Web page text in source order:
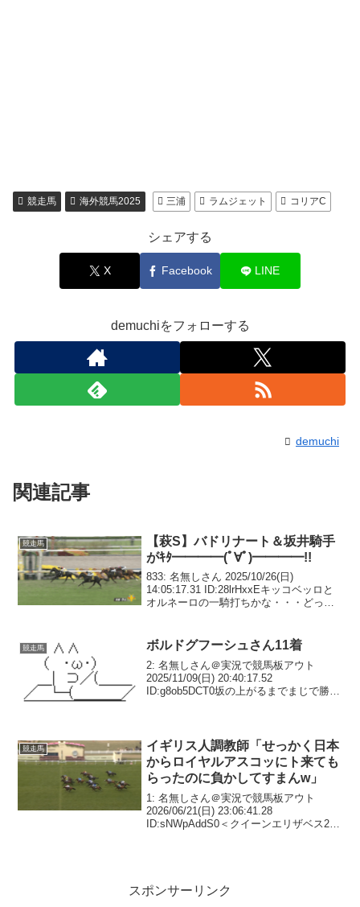
競走馬 海外競馬2025 三浦 ラムジェット コリアC
シェアする
X Facebook LINE
demuchiをフォローする
demuchi
関連記事
競走馬
【萩S】バドリナート＆坂井騎手
がｷﾀ━━━━(ﾟ∀ﾟ)━━━━!!
833: 名無しさん 2025/10/26(日)
14:05:17.31 ID:28lrHxxEキッコベッロと
オルネーロの一騎打ちかな・・・どっち
競走馬 ボルドグフーシュさん11着
2: 名無しさん＠実況で競馬板アウト
2025/11/09(日) 20:40:17.52
ID:g8ob5DCT0坂の上がるまでまじで勝つ
競走馬
イギリス人調教師「せっかく日本
からロイヤルアスコッにト来ても
らったのに負かしてすまんw」
1: 名無しさん＠実況で競馬板アウト
2026/06/21(日) 23:06:41.28
ID:sNWpAddS0＜クイーンエリザベス2世
スポンサーリンク